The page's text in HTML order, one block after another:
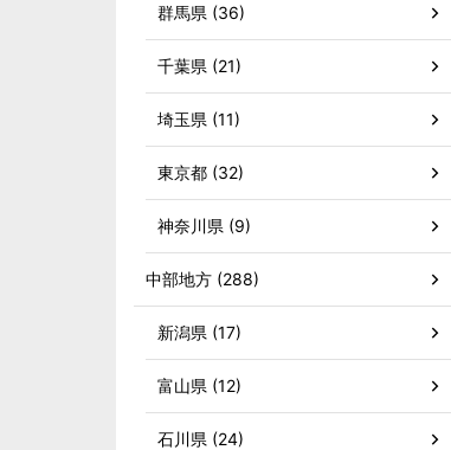
群馬県 (36)
千葉県 (21)
埼玉県 (11)
東京都 (32)
神奈川県 (9)
中部地方 (288)
新潟県 (17)
富山県 (12)
石川県 (24)